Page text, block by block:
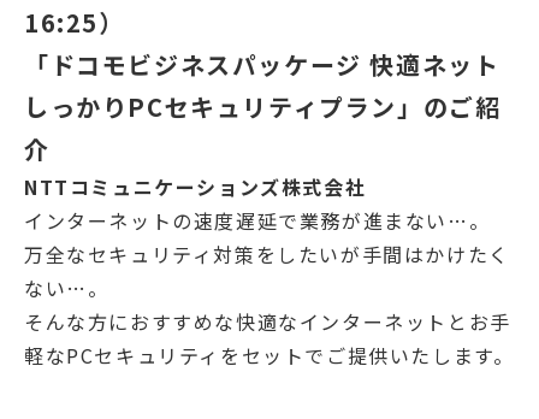
16:25）
「ドコモビジネスパッケージ 快適ネット
しっかりPCセキュリティプラン」のご紹
介
NTTコミュニケーションズ株式会社
インターネットの速度遅延で業務が進まない…。
万全なセキュリティ対策をしたいが手間はかけたく
ない…。
そんな方におすすめな快適なインターネットとお手
軽なPCセキュリティをセットでご提供いたします。